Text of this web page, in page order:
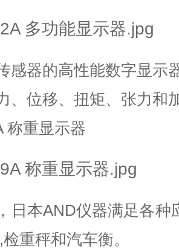
感器的高性能数字显示
、位移、扭矩、张力和
称重显示器
日本AND仪器满足各种
重秤和汽车衡。